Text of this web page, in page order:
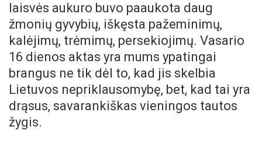
laisvės aukuro buvo paaukota daug
žmonių gyvybių, iškęsta pažeminimų,
kalėjimų, trėmimų, persekiojimų. Vasario
16 dienos aktas yra mums ypatingai
brangus ne tik dėl to, kad jis skelbia
Lietuvos nepriklausomybę, bet, kad tai yra
drąsus, savarankiškas vieningos tautos
žygis.